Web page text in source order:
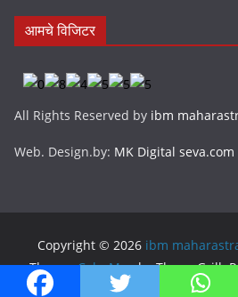
आमचे विजिटर
All Rights Reserved by ibm
Web. Design.by: MK Digital seva.com
Copyright © 2026 ibm
Theme:ColorMagby ThemeGrill.